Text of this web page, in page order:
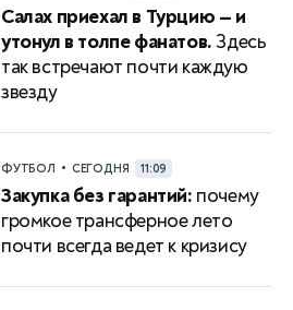
Салах приехал в Турцию — и
утонул в толпе фанатов.Здесь
так встречают почти каждую
звезду
ФУТБОЛ • СЕГОДНЯ 11:09
Закупка без гарантий: почему
громкое трансферное лето
почти всегда ведет к кризису